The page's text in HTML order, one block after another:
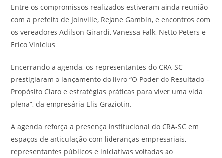
Entre os compromissos realizados estiveram ainda reunião
com a prefeita de Joinville, Rejane Gambin, e encontros com
os vereadores Adilson Girardi, Vanessa Falk, Netto Peters e
Erico Vinicius.
Encerrando a agenda, os representantes do CRA-SC
prestigiaram o lançamento do livro “O Poder do Resultado –
Propósito Claro e estratégias práticas para viver uma vida
plena”, da empresária Elis Graziotin.
A agenda reforça a presença institucional do CRA-SC em
espaços de articulação com lideranças empresariais,
representantes públicos e iniciativas voltadas ao